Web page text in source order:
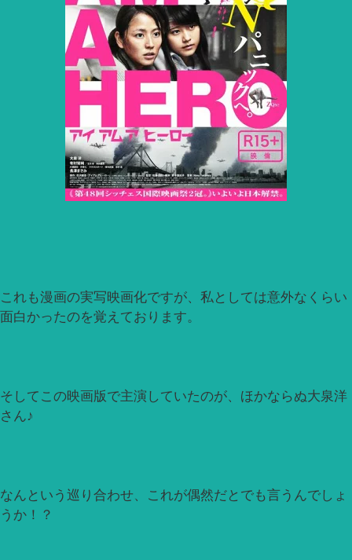
これも漫画の実写映画化ですが、私としては意外なくらい
面白かったのを覚えております。
そしてこの映画版で主演していたのが、ほかならぬ大泉洋
さん♪
なんという巡り合わせ、これが偶然だとでも言うんでしょ
うか！？